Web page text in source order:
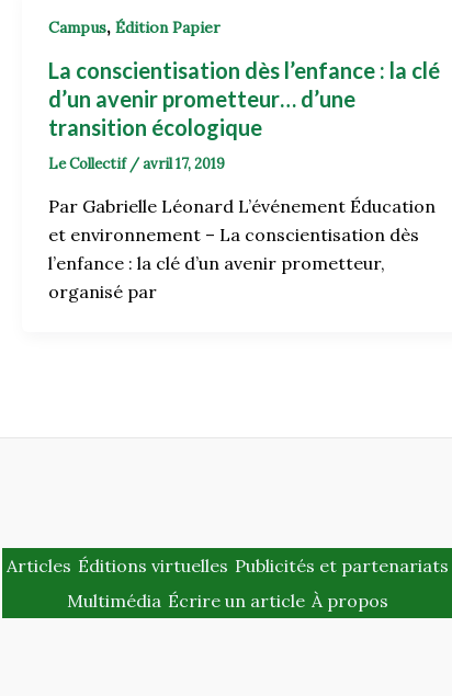
Campus, Édition Papier
La conscientisation dès l’enfance : la clé
d’un avenir prometteur… d’une
transition écologique
Le Collectif /avril 17, 2019
Par Gabrielle Léonard L’événement Éducation
et environnement – La conscientisation dès
l’enfance : la clé d’un avenir prometteur,
organisé par
Articles Éditions virtuelles Publicités et partenariats
Multimédia Écrire un article À propos